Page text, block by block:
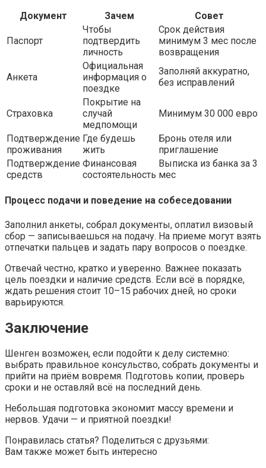
Документ
Зачем Совет
Паспорт
Чтобы
подтвердить
личность
Срок действия
минимум 3 мес после
возвращения
Анкета
Официальная
информация о
поездке
Заполняй аккуратно,
без исправлений
Страховка
Покрытие на
случай
медпомощи
Минимум 30 000 евро
Подтверждение
проживания
Где будешь
жить
Бронь отеля или
приглашение
Подтверждение
средств
Финансовая
состоятельность
Выписка из банка за 3
мес
Процесс подачи и поведение на собеседовании
Заполнил анкеты, собрал документы, оплатил визовый
сбор — записываешься на подачу. На приеме могут взять
отпечатки пальцев и задать пару вопросов о поездке.
Отвечай честно, кратко и уверенно. Важнее показать
цель поездки и наличие средств. Если всё в порядке,
ждать решения стоит 10–15 рабочих дней, но сроки
варьируются.
Заключение
Шенген возможен, если подойти к делу системно:
выбрать правильное консульство, собрать документы и
прийти на приём вовремя. Подготовь копии, проверь
сроки и не оставляй всё на последний день.
Небольшая подготовка экономит массу времени и
нервов. Удачи — и приятной поездки!
Понравилась статья? Поделиться с друзьями:
Вам также может быть интересно